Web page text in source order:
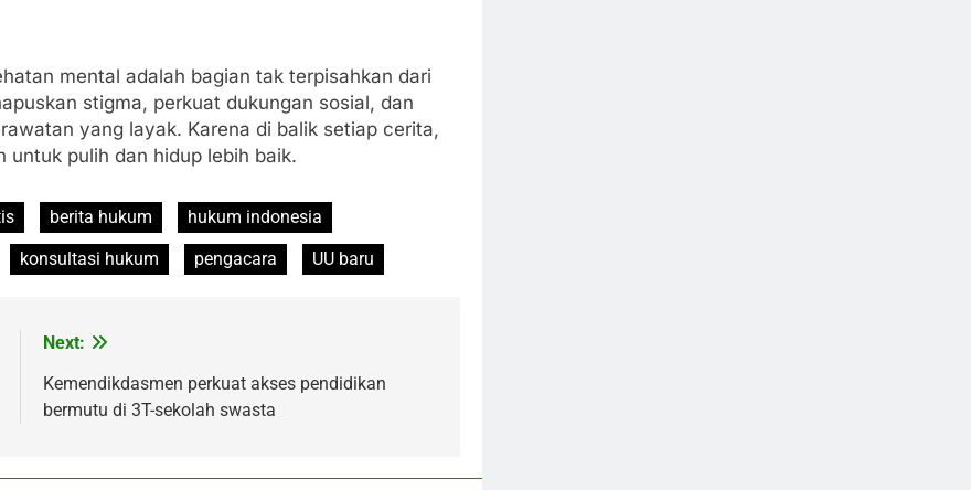
mental adalah bagian tak terpisahkan dari
stigma, perkuat dukungan sosial, dan
yang layak. Karena di balik setiap cerita,
pulih dan hidup lebih baik.
berita hukum
hukum indonesia
konsultasi hukum pengacara UU baru
Next:
Kemendikdasmen perkuat akses pendidikan
bermutu di 3T-sekolah swasta